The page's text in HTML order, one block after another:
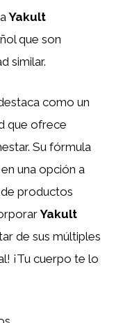
aYakult
que son
similar.
como un
que ofrece
Su fórmula
una opción a
productos
Yakult
de sus múltiples
¡Tu cuerpo te lo